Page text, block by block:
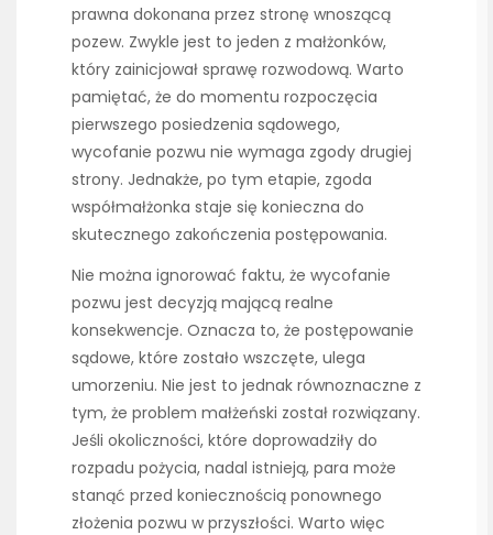
prawna dokonana przez stronę wnoszącą
pozew. Zwykle jest to jeden z małżonków,
który zainicjował sprawę rozwodową. Warto
pamiętać, że do momentu rozpoczęcia
pierwszego posiedzenia sądowego,
wycofanie pozwu nie wymaga zgody drugiej
strony. Jednakże, po tym etapie, zgoda
współmałżonka staje się konieczna do
skutecznego zakończenia postępowania.
Nie można ignorować faktu, że wycofanie
pozwu jest decyzją mającą realne
konsekwencje. Oznacza to, że postępowanie
sądowe, które zostało wszczęte, ulega
umorzeniu. Nie jest to jednak równoznaczne z
tym, że problem małżeński został rozwiązany.
Jeśli okoliczności, które doprowadziły do
rozpadu pożycia, nadal istnieją, para może
stanąć przed koniecznością ponownego
złożenia pozwu w przyszłości. Warto więc